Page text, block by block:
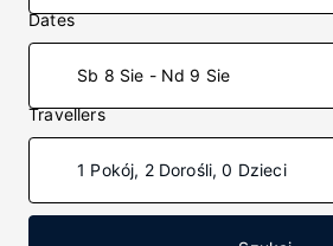
Dates
Sb 8 Sie - Nd 9 Sie
Travellers
1 Pokój, 2 Dorośli, 0 Dzieci